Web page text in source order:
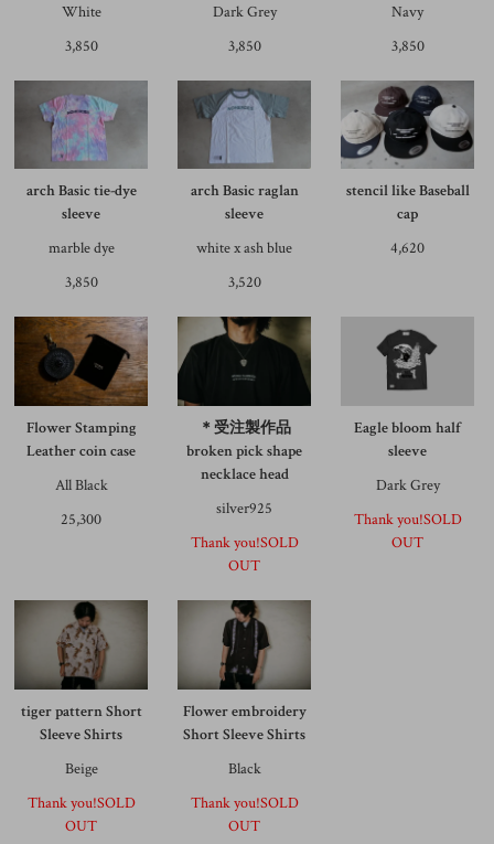
White
3,850
Dark Grey
3,850
Navy
3,850
arch Basic tie-dye
sleeve
marble dye
3,850
arch Basic raglan
sleeve
white x ash blue
3,520
stencil like Baseball
cap
4,620
Flower Stamping
Leather coin case
All Black
25,300
＊受注製作品
broken pick shape
necklace head
silver925
Thank you!SOLD
OUT
Eagle bloom half
sleeve
Dark Grey
Thank you!SOLD
OUT
tiger pattern Short
Sleeve Shirts
Beige
Thank you!SOLD
OUT
Flower embroidery
Short Sleeve Shirts
Black
Thank you!SOLD
OUT